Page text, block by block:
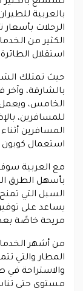
تستمتع
بالعربية
الرحلات
الكثير من
استقلال الطائرة.
حيث تمتلك
بالشارقة، وآخر
الخامس، ويعمل
للمسافرين،
المسافرين
استعمال كوبون
مع العربية
بأسهل الطرق
السبل التي
يساعد على
مريحة خاصًة
من أشهر
المطار والتي
والاستراحة في
مستوى حتى